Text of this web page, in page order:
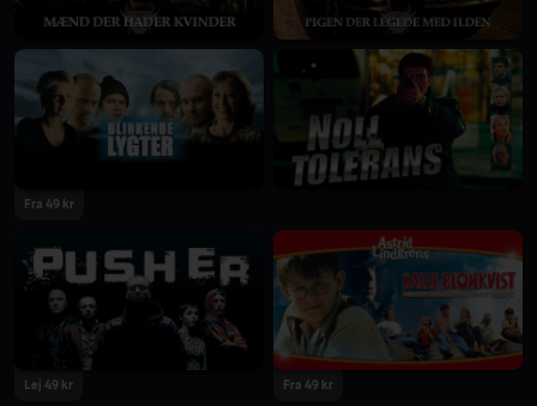
Fra 49 kr
Lej 49 kr Fra 49 kr